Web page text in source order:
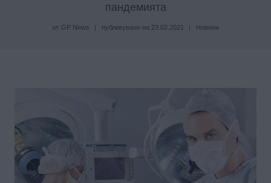
пандемията
от GP News публикувано на 23.02.2021 Новини